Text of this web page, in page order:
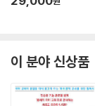
이 분야 신상품